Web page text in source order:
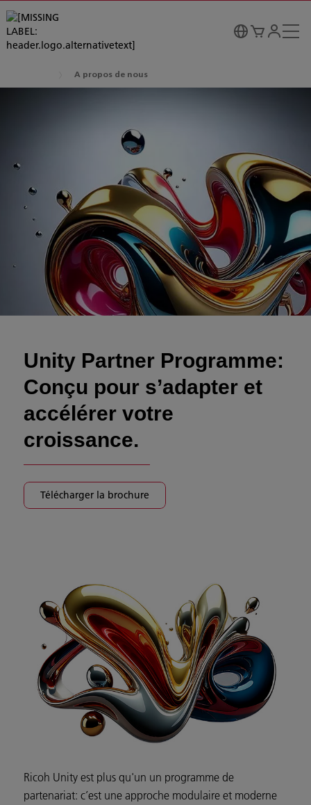
A propos de nous
Unity Partner Programme:
Conçu pour s’adapter et
accélérer votre
croissance.
Télécharger la brochure
Ricoh Unity est plus qu'un un programme de
partenariat: c’est une approche modulaire et moderne